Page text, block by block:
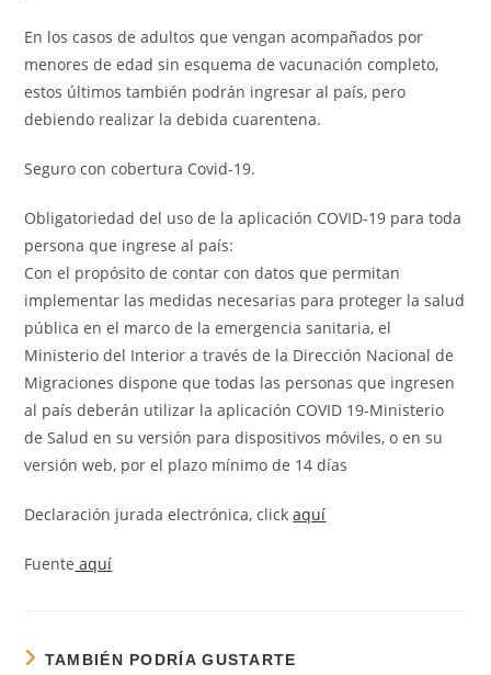
En los casos de adultos que vengan acompañados por
menores de edad sin esquema de vacunación completo,
estos últimos también podrán ingresar al país, pero
debiendo realizar la debida cuarentena.
Seguro con cobertura Covid-19.
Obligatoriedad del uso de la aplicación COVID-19 para toda
persona que ingrese al país:
Con el propósito de contar con datos que permitan
implementar las medidas necesarias para proteger la salud
pública en el marco de la emergencia sanitaria, el
Ministerio del Interior a través de la Dirección Nacional de
Migraciones dispone que todas las personas que ingresen
al país deberán utilizar la aplicación COVID 19-Ministerio
de Salud en su versión para dispositivos móviles, o en su
versión web, por el plazo mínimo de 14 días
Declaración jurada electrónica, clickaquí
Fuente aquí
TAMBIÉN PODRÍA GUSTARTE